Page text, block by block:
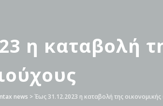
η καταβολή
news >Έως 31.12.2023 η καταβολή της